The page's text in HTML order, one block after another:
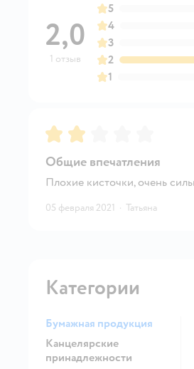
2,0
1 отзыв
5
4
3
2
1
Рейтинг:
Общие впечатления
Плохие кисточки, очень
05 февраля 2021 · Татьяна
Категории
Бумажная продукция
Канцелярские
принадлежности